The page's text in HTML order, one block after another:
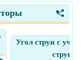
<
Угол струи с
струи